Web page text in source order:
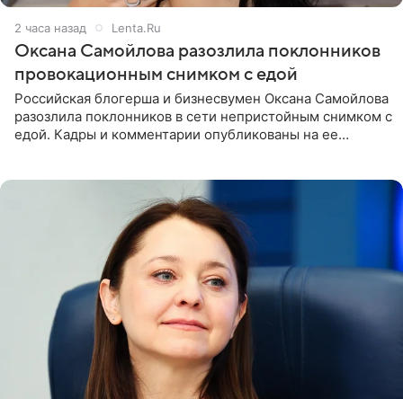
2 часа назад Lenta.Ru
Оксана Самойлова разозлила поклонников
провокационным снимком с едой
Российская блогерша и бизнесвумен Оксана Самойлова
разозлила поклонников в сети непристойным снимком с
едой. Кадры и комментарии опубликованы на ее